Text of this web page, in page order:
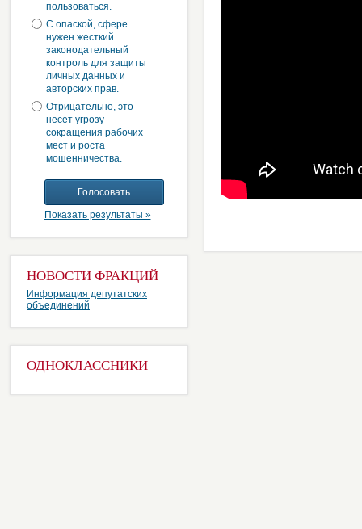
пользоваться.
С опаской, сфере
нужен жесткий
законодательный
контроль для защиты
личных данных и
авторских прав.
Отрицательно, это
несет угрозу
сокращения рабочих
мест и роста
мошенничества.
Показать результаты »
НОВОСТИ ФРАКЦИЙ
Информация депутатских
объединений
ОДНОКЛАССНИКИ